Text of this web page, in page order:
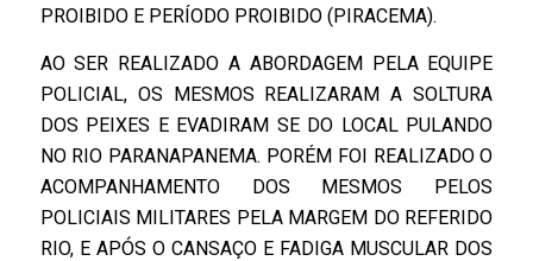
PROIBIDO E PERÍODO PROIBIDO (PIRACEMA).
AO SER REALIZADO A ABORDAGEM PELA EQUIPE
POLICIAL, OS MESMOS REALIZARAM A SOLTURA
DOS PEIXES E EVADIRAM SE DO LOCAL PULANDO
NO RIO PARANAPANEMA. PORÉM FOI REALIZADO O
ACOMPANHAMENTO DOS MESMOS PELOS
POLICIAIS MILITARES PELA MARGEM DO REFERIDO
RIO, E APÓS O CANSAÇO E FADIGA MUSCULAR DOS